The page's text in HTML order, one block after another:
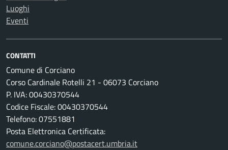
Luoghi
Eventi
CONTATTI
Comune di Corciano
Corso Cardinale Rotelli 21 - 06073 Corciano
P. IVA: 00430370544
Codice Fiscale: 00430370544
Telefono: 07551881
Posta Elettronica Certificata:
comune.corciano@postacert.umbria.it